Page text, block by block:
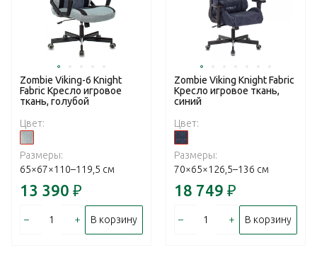
Zombie Viking-6 Knight
Fabric Кресло игровое
ткань, голубой
Цвет:
Размеры:
65×67×110–119,5 см
13 390 ₽
– + В корзину
Zombie Viking Knight Fabric
Кресло игровое ткань,
синий
Цвет:
Размеры:
70×65×126,5–136 см
18 749 ₽
– + В корзину